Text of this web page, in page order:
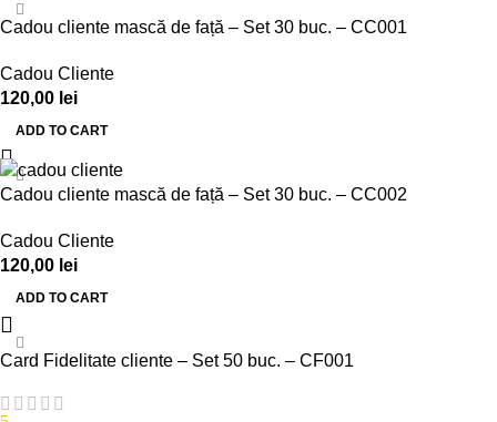
Cadou cliente mască de față – Set 30 buc. – CC001
Cadou Cliente
120,00 lei
ADD TO CART
Cadou cliente mască de față – Set 30 buc. – CC002
Cadou Cliente
120,00 lei
ADD TO CART
Card Fidelitate cliente – Set 50 buc. – CF001